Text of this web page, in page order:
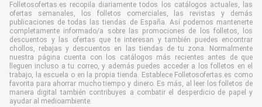
Folletosofertas.es recopila diariamente todos los catálogos actuales, las
ofertas semanales, los folletos comerciales, las revistas y demás
publicaciones de todas las tiendas de España. Así podemos mantenerte
completamente informado/a sobre las promociones de los folletos, los
descuentos y las ofertas que te interesan y también puedes encontrar
chollos, rebajas y descuentos en las tiendas de tu zona. Normalmente
nuestra página cuenta con los catálogos más recientes antes de que
lleguen incluso a tu correo, y además puedes acceder a los folletos en el
trabajo, la escuela o en la propia tienda. Establece Folletosofertas.es como
favorita para ahorrar mucho tiempo y dinero. Es más, al leer los folletos de
manera digital también contribuyes a combatir el desperdicio de papel y
ayudar al medioambiente.